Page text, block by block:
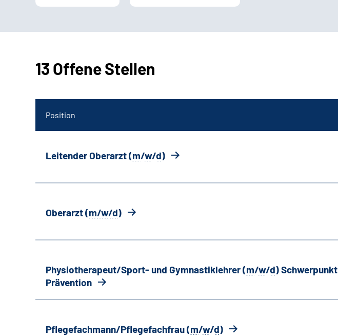
13 Offene Stellen
Position
Leitender Oberarzt (m/w/d)
Oberarzt (m/w/d)
Physiotherapeut/Sport- und Gymnastiklehrer (m/w/d) Schwerpunkt
Prävention
Pflegefachmann/Pflegefachfrau (m/w/d)